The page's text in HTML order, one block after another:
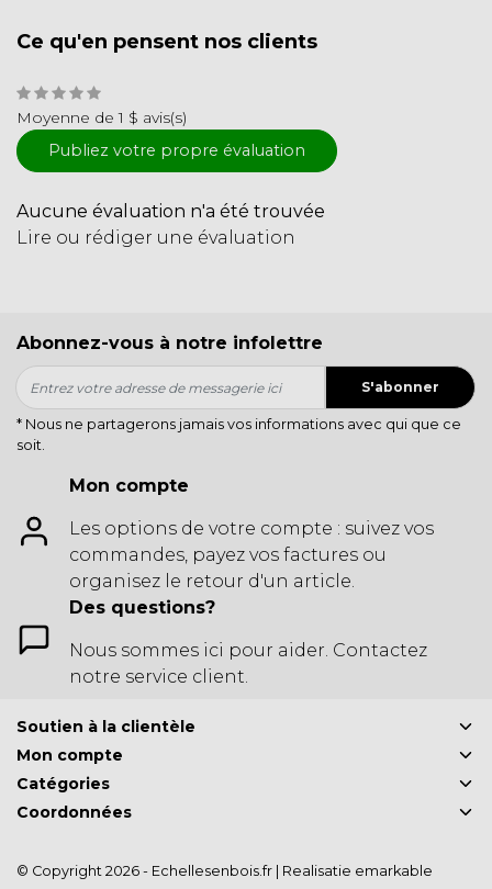
Ce qu'en pensent nos clients
Moyenne de 1 $ avis(s)
Publiez votre propre évaluation
Aucune évaluation n'a été trouvée
Lire ou rédiger une évaluation
Abonnez-vous à notre infolettre
S'abonner
* Nous ne partagerons jamais vos informations avec qui que ce
soit.
Mon compte
Les options de votre compte : suivez vos
commandes, payez vos factures ou
organisez le retour d'un article.
Des questions?
Nous sommes ici pour aider. Contactez
notre service client.
Soutien à la clientèle
Mon compte
Catégories
Coordonnées
© Copyright 2026 - Echellesenbois.fr | Realisatie emarkable